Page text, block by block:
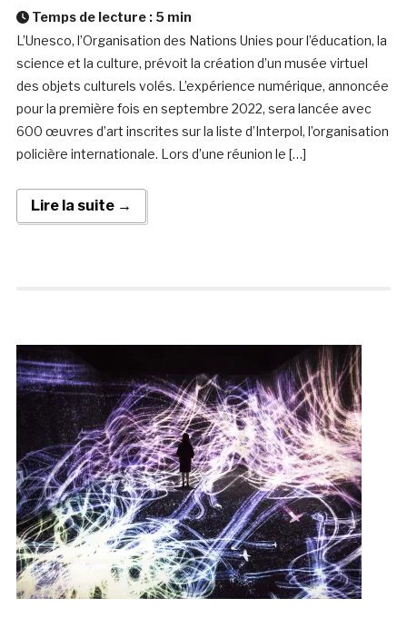
Temps de lecture : 5 min
L’Unesco, l’Organisation des Nations Unies pour l’éducation, la
science et la culture, prévoit la création d’un musée virtuel
des objets culturels volés. L’expérience numérique, annoncée
pour la première fois en septembre 2022, sera lancée avec
600 œuvres d’art inscrites sur la liste d’Interpol, l’organisation
policière internationale. Lors d’une réunion le […]
Lire la suite →